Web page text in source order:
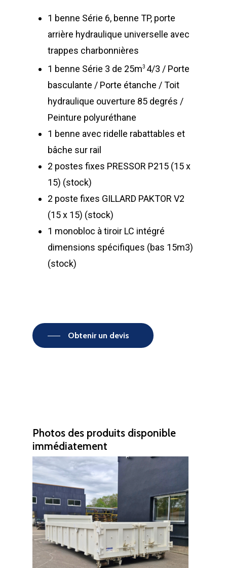
1 benne Série 6, benne TP, porte
arrière hydraulique universelle avec
trappes charbonnières
1 benne Série 3 de 25m3 4/3 / Porte
basculante / Porte étanche / Toit
hydraulique ouverture 85 degrés /
Peinture polyuréthane
1 benne avec ridelle rabattables et
bâche sur rail
2 postes fixes PRESSOR P215 (15 x
15) (stock)
2 poste fixes GILLARD PAKTOR V2
(15 x 15) (stock)
1 monobloc à tiroir LC intégré
dimensions spécifiques (bas 15m3)
(stock)
Obtenir un devis
Photos des produits disponible
immédiatement